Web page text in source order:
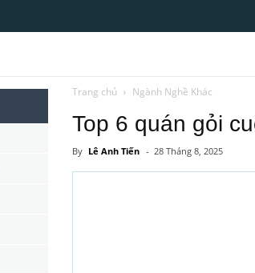
Trang chủ Ngành Nghề Khác
Top 6 quán gỏi
By Lê Anh Tiến - 28 Tháng 8, 2025